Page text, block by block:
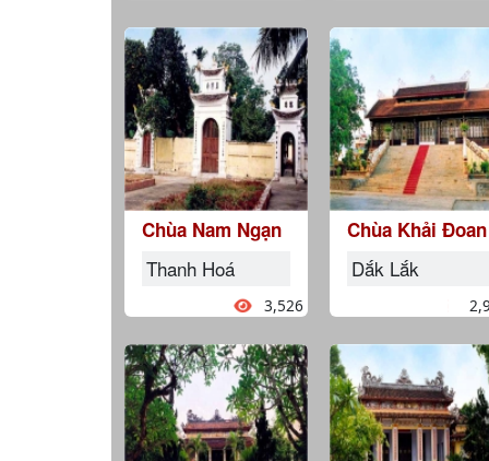
Chùa Nam Ngạn
Thanh Hoá
3,526
Chùa Khải Đoan
Dắk Lắk